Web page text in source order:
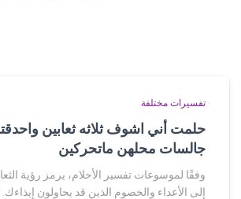
تفسيرات مختلفة
حلمت أني اشوف ثلاثه ثعابين
جالسات محلهن ماتحركين
وفقًا لموسوعات تفسير الأحلام، يرمز رؤية
إلى الأعداء والخصوم الذين قد يحاولون إيذاءك.